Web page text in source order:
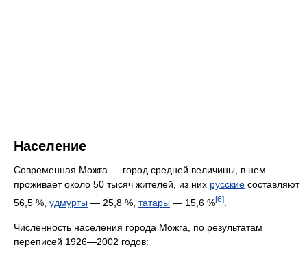
Население
Современная Можга — город средней величины, в нем
проживает около 50 тысяч жителей, из них русские составляют
56,5 %, удмурты — 25,8 %, татары — 15,6 %[6]
Численность населения города Можга, по результатам
переписей 1926—2002 годов: